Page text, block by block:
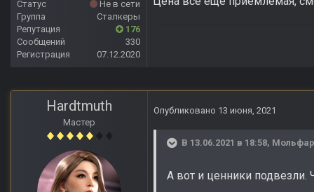
Статус
Не в сети
Группа
Сталкеры
Репутация
176
Сообщений
330
Регистрация
07.12.2020
Hardtmuth
Мастер
Опубликовано 13 июня, 2021
В 13.06.2021 в 18:58, Мольфар
А вот и ценники